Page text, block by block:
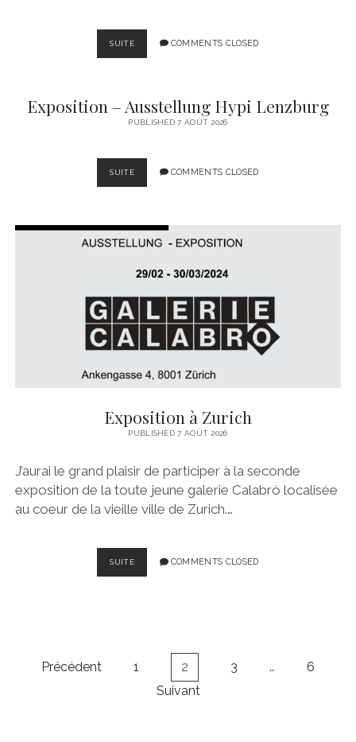
SUITEBASEL
BASED
COMMENTS CLOSED
Exposition – Ausstellung Hypi Lenzburg
PUBLISHED 7 AOÛT 2026
SUITEEXPOSITION
–
LENZBURG
COMMENTS CLOSED
Exposition à Zurich
PUBLISHED 7 AOÛT 2026
J’aurai le grand plaisir de participer à la seconde
exposition de la toute jeune galerie Calabrò localisée
au coeur de la vieille ville de Zurich.…
SUITEEXPOSITION
À
COMMENTS CLOSED
Pagination
Précédent 1 2 3 …
6
Suivant